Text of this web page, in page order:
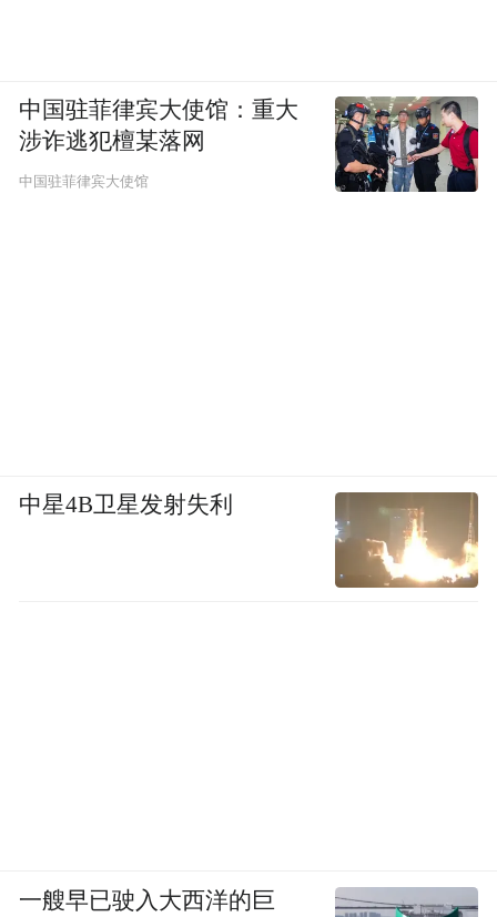
中国驻菲律宾大使馆：重大
涉诈逃犯檀某落网
中国驻菲律宾大使馆
中星4B卫星发射失利
一艘早已驶入大西洋的巨